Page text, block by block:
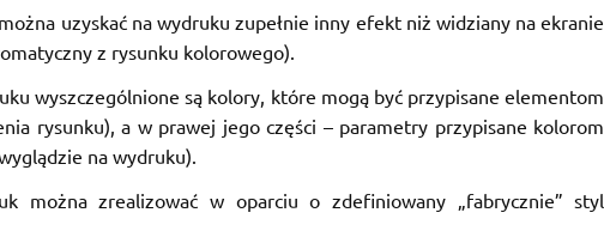
uzyskać na wydruku zupełnie inny efekt niż widziany na ekranie
z rysunku kolorowego).
wyszczególnione są kolory, które mogą być przypisane elementom
rysunku), a w prawej jego części – parametry przypisane kolorom
na wydruku).
można zrealizować w oparciu o zdefiniowany „fabrycznie” styl